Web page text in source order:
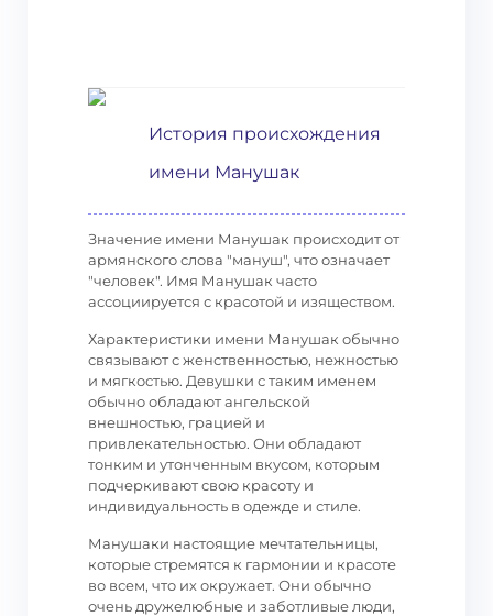
История происхождения
имени Манушак
Значение имени Манушак происходит от
армянского слова "мануш", что означает
"человек". Имя Манушак часто
ассоциируется с красотой и изяществом.
Характеристики имени Манушак обычно
связывают с женственностью, нежностью
и мягкостью. Девушки с таким именем
обычно обладают ангельской
внешностью, грацией и
привлекательностью. Они обладают
тонким и утонченным вкусом, которым
подчеркивают свою красоту и
индивидуальность в одежде и стиле.
Манушаки настоящие мечтательницы,
которые стремятся к гармонии и красоте
во всем, что их окружает. Они обычно
очень дружелюбные и заботливые люди,